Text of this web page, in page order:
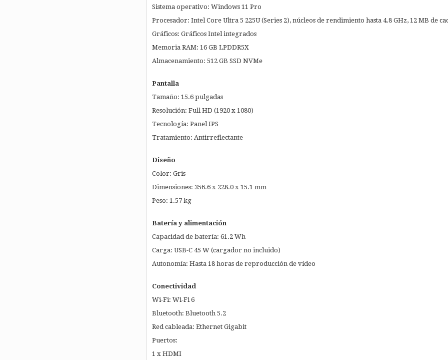
Sistema operativo: Windows 11 Pro
Procesador: Intel Core Ultra 5 225U (Series 2), núcleos de rendimiento hasta 4.8 GHz, 12 MB de
Gráficos: Gráficos Intel integrados
Memoria RAM: 16 GB LPDDR5X
Almacenamiento: 512 GB SSD NVMe
Pantalla
Tamaño: 15.6 pulgadas
Resolución: Full HD (1920 x 1080)
Tecnología: Panel IPS
Tratamiento: Antirreflectante
Diseño
Color: Gris
Dimensiones: 356.6 x 228.0 x 15.1 mm
Peso: 1.57 kg
Batería y alimentación
Capacidad de batería: 61.2 Wh
Carga: USB-C 45 W (cargador no incluido)
Autonomía: Hasta 18 horas de reproducción de vídeo
Conectividad
Wi-Fi: Wi-Fi 6
Bluetooth: Bluetooth 5.2
Red cableada: Ethernet Gigabit
Puertos:
1 x HDMI